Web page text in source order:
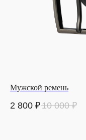
Мужской ремень
2 800 ₽10 000 ₽